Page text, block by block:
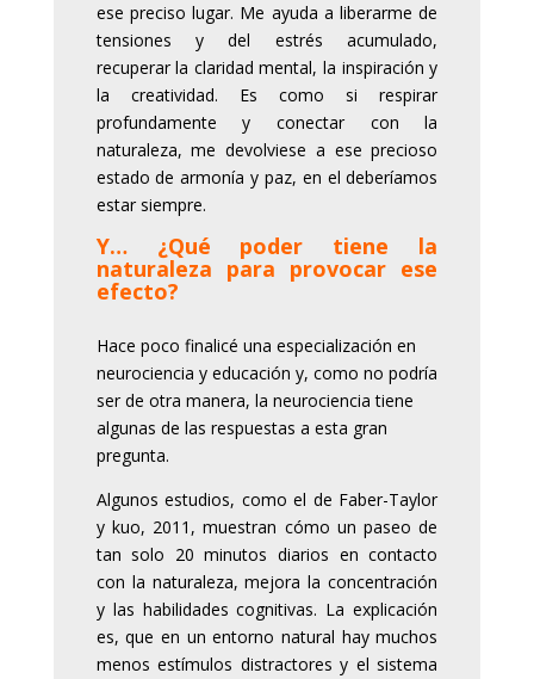
ese preciso lugar. Me ayuda a liberarme de
tensiones y del estrés acumulado,
recuperar la claridad mental, la inspiración y
la creatividad. Es como si respirar
profundamente y conectar con la
naturaleza, me devolviese a ese precioso
estado de armonía y paz, en el deberíamos
estar siempre.
Y… ¿Qué poder tiene la
naturaleza para provocar ese
efecto?
Hace poco finalicé una especialización en
neurociencia y educación y, como no podría
ser de otra manera, la neurociencia tiene
algunas de las respuestas a esta gran
pregunta.
Algunos estudios, como el de Faber-Taylor
y kuo, 2011, muestran cómo un paseo de
tan solo 20 minutos diarios en contacto
con la naturaleza, mejora la concentración
y las habilidades cognitivas. La explicación
es, que en un entorno natural hay muchos
menos estímulos distractores y el sistema